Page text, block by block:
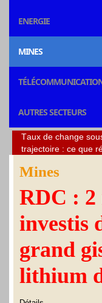
ENERGIE
MINES
AUTRES SECTEURS
Mines
RDC :
investis
grand
lithium